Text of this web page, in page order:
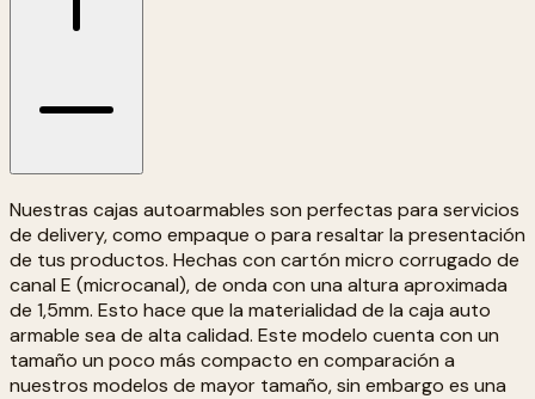
Nuestras cajas autoarmables son perfectas para servicios
de delivery, como empaque o para resaltar la presentación
de tus productos. Hechas con cartón micro corrugado de
canal E (microcanal), de onda con una altura aproximada
de 1,5mm. Esto hace que la materialidad de la caja auto
armable sea de alta calidad. Este modelo cuenta con un
tamaño un poco más compacto en comparación a
nuestros modelos de mayor tamaño, sin embargo es una